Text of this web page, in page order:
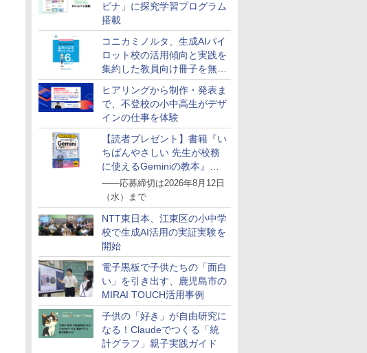
ビナ」に探究学習プログラム
搭載
コニカミノルタ、生成AIパイ
ロット校の活用傾向と実践を
集約した教員向け冊子を無料
公開
ヒアリングから制作・発表ま
で、不登校の小中高生がデザ
インの仕事を体験
【読者プレゼント】書籍『い
ちばんやさしい 先生が校務
に使えるGeminiの教本』を
抽選で5名様にプレゼント
――応募締切は2026年8月12日
（水）まで
NTT東日本、江東区の小中学
校で生成AI活用の実証実験を
開始
電子黒板で子供たちの「面白
い」を引き出す、鹿児島市の
MIRAI TOUCH活用事例
子供の「好き」が自由研究に
なる！Claudeでつくる「統
計グラフ」親子実践ガイド